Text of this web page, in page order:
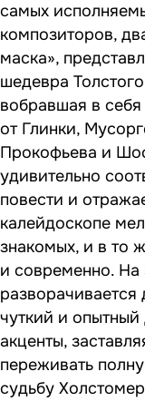
самых
композиторов,
маска»,
шедевра
вобравшая в
от Глинки,
Прокофьева и
удивительно
повести и
калейдоскопе
знакомых, и в то
и современно.
чуткий и
акценты,
переживать
судьбу